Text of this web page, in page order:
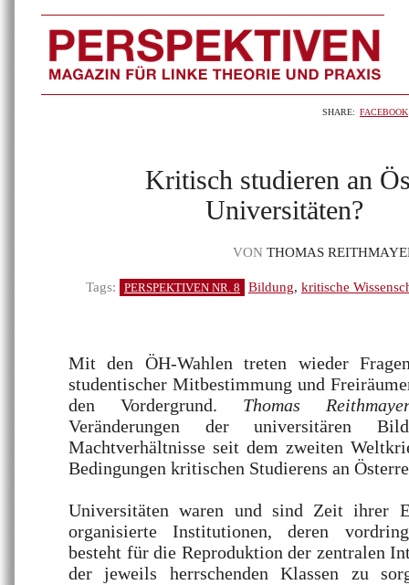
FACEBOOK
SHARE:
Kritisch studieren an
Universitäten?
VON THOMAS
Tags: PERSPEKTIVEN NR. 8 Bildung, kritische
Mit den ÖH-Wahlen treten wieder
studentischer Mitbestimmung und
den Vordergrund. Thomas
Veränderungen der universitären
Machtverhältnisse seit dem zweiten
Bedingungen kritischen Studierens an
Universitäten waren und sind Zeit ihrer
organisierte Institutionen, deren
besteht für die Reproduktion der zentralen
der jeweils herrschenden Klassen zu